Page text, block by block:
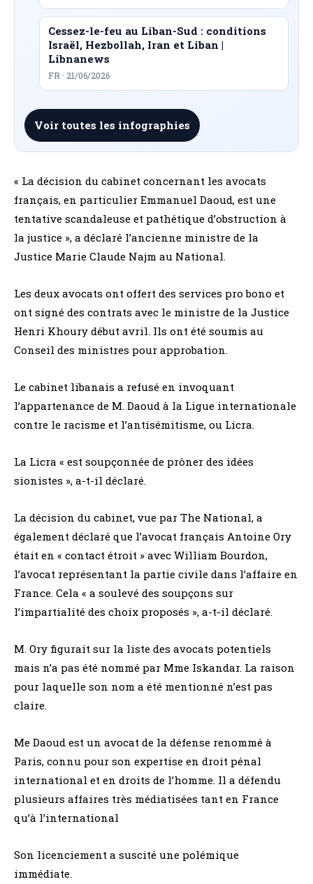
Cessez-le-feu au Liban-Sud : conditions
Israël, Hezbollah, Iran et Liban |
Libnanews
FR · 21/06/2026
Voir toutes les infographies
« La décision du cabinet concernant les avocats
français, en particulier Emmanuel Daoud, est une
tentative scandaleuse et pathétique d’obstruction à
la justice », a déclaré l’ancienne ministre de la
Justice Marie Claude Najm au National.
Les deux avocats ont offert des services pro bono et
ont signé des contrats avec le ministre de la Justice
Henri Khoury début avril. Ils ont été soumis au
Conseil des ministres pour approbation.
Le cabinet libanais a refusé en invoquant
l’appartenance de M. Daoud à la Ligue internationale
contre le racisme et l’antisémitisme, ou Licra.
La Licra « est soupçonnée de prôner des idées
sionistes », a-t-il déclaré.
La décision du cabinet, vue par The National, a
également déclaré que l’avocat français Antoine Ory
était en « contact étroit » avec William Bourdon,
l’avocat représentant la partie civile dans l’affaire en
France. Cela « a soulevé des soupçons sur
l’impartialité des choix proposés », a-t-il déclaré.
M. Ory figurait sur la liste des avocats potentiels
mais n’a pas été nommé par Mme Iskandar. La raison
pour laquelle son nom a été mentionné n’est pas
claire.
Me Daoud est un avocat de la défense renommé à
Paris, connu pour son expertise en droit pénal
international et en droits de l’homme. Il a défendu
plusieurs affaires très médiatisées tant en France
qu’à l’international
Son licenciement a suscité une polémique
immédiate.